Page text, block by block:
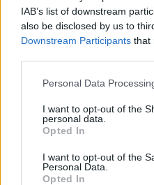
IAB’s list of downstream
also be disclosed by us to
Downstream Participants that
Please note that this
not limited to your visit or
grant or deny consent to
use your data for below
consent section.
Personal Data
I want to opt-out of the
personal data.
Opted In
I want to opt-out of the
Personal Data.
Opted In
Felhasználónév
Elfelejtette jelszavát?
Kertészeti, kerti termékek